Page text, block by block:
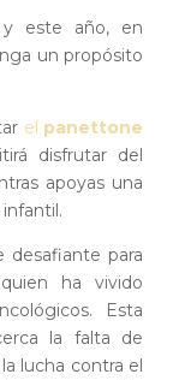
y este año, en
un propósito
el panettone
disfrutar del
apoyas una
desafiante para
ha vivido
Esta
la falta de
lucha contra el